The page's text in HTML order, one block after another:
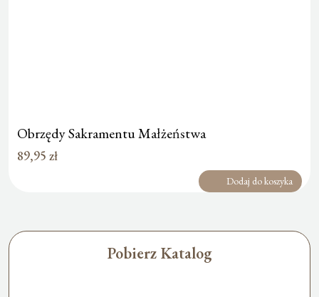
Obrzędy Sakramentu Małżeństwa
89,95 zł
Dodaj do koszyka
Pobierz Katalog